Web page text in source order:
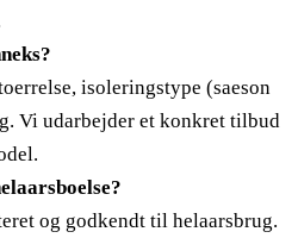
isoleringstype (saeson
Vi udarbejder et konkret tilbud
og godkendt til helaarsbrug.